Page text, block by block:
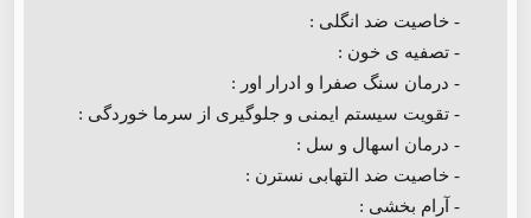
- خاصیت ضد انگلی :
- تصفیه ی خون :
- درمان سنگ صفرا و ادرار اور :
- تقویت سیستم ایمنی و جلوگیری از سرما خوردگی :
- درمان اسهال و سل :
- خاصیت ضد التهابی نسترن :
- آرام بخشی :